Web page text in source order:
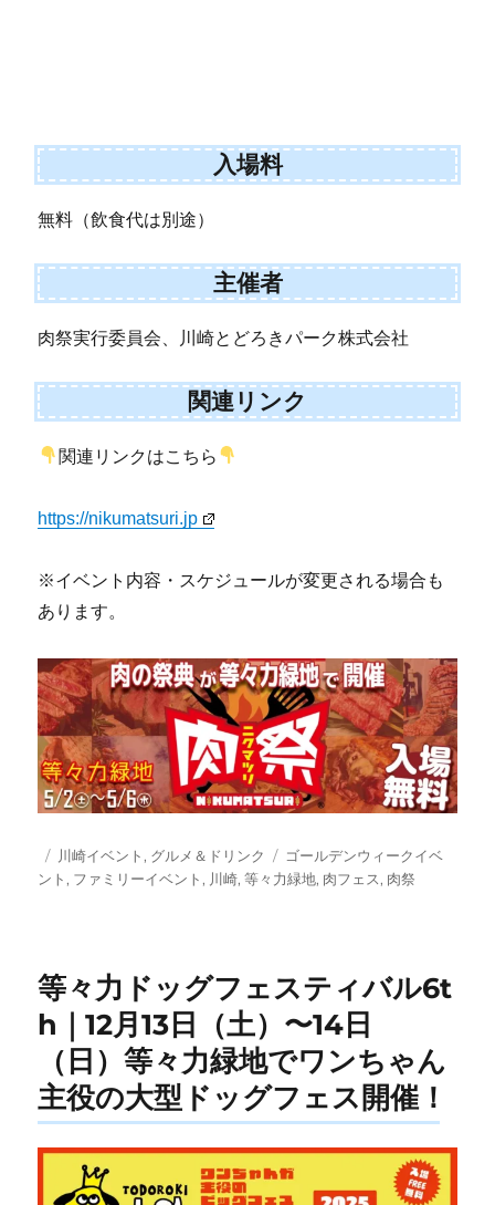
入場料
無料（飲食代は別途）
主催者
肉祭実行委員会、川崎とどろきパーク株式会社
関連リンク
関連リンクはこちら
https://nikumatsuri.jp
※イベント内容・スケジュールが変更される場合も
あります。
投
稿
カ
テ
川崎イベント , グルメ＆ドリンク
タ
グ
ゴールデンウィークイベ
ント , ファミリーイベント , 川崎,等々力緑地, 肉フェス, 肉祭
等々力ドッグフェスティバル6t
h｜12月13日（土）〜14日
（日）等々力緑地でワンちゃん
主役の大型ドッグフェス開催！